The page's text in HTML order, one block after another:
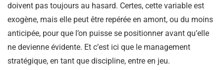
doivent pas toujours au hasard. Certes, cette variable est
exogène, mais elle peut être repérée en amont, ou du moins
anticipée, pour que l’on puisse se positionner avant qu’elle
ne devienne évidente. Et c’est ici que le management
stratégique, en tant que discipline, entre en jeu.